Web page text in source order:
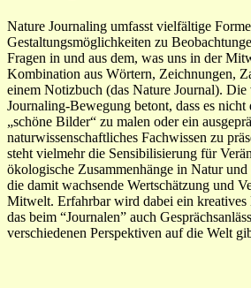
Nature Journaling umfasst vielfältige
Gestaltungsmöglichkeiten zu
Fragen in und aus dem, was uns in der
Kombination aus Wörtern, Zeichnungen,
einem Notizbuch (das Nature Journal).
Journaling-Bewegung betont, dass es nicht
„schöne Bilder“ zu malen oder ein
naturwissenschaftliches Fachwissen zu
steht vielmehr die Sensibilisierung für
ökologische Zusammenhänge in Natur
die damit wachsende Wertschätzung und
Mitwelt. Erfahrbar wird dabei ein kreatives
das beim “Journalen” auch
verschiedenen Perspektiven auf die Welt